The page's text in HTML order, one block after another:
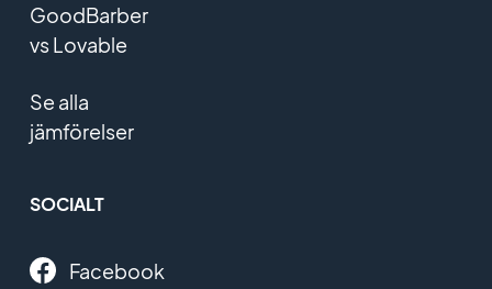
GoodBarber
vs Lovable
Se alla
jämförelser
SOCIALT
Facebook